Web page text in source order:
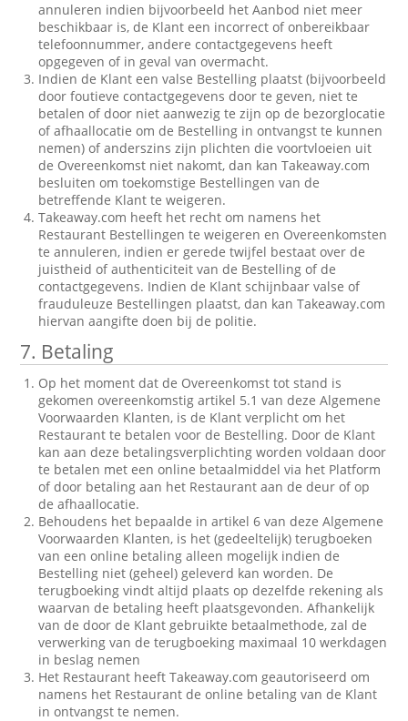
annuleren indien bijvoorbeeld het Aanbod niet meer
beschikbaar is, de Klant een incorrect of onbereikbaar
telefoonnummer, andere contactgegevens heeft
opgegeven of in geval van overmacht.
Indien de Klant een valse Bestelling plaatst (bijvoorbeeld
door foutieve contactgegevens door te geven, niet te
betalen of door niet aanwezig te zijn op de bezorglocatie
of afhaallocatie om de Bestelling in ontvangst te kunnen
nemen) of anderszins zijn plichten die voortvloeien uit
de Overeenkomst niet nakomt, dan kan Takeaway.com
besluiten om toekomstige Bestellingen van de
betreffende Klant te weigeren.
Takeaway.com heeft het recht om namens het
Restaurant Bestellingen te weigeren en Overeenkomsten
te annuleren, indien er gerede twijfel bestaat over de
juistheid of authenticiteit van de Bestelling of de
contactgegevens. Indien de Klant schijnbaar valse of
frauduleuze Bestellingen plaatst, dan kan Takeaway.com
hiervan aangifte doen bij de politie.
7. Betaling
Op het moment dat de Overeenkomst tot stand is
gekomen overeenkomstig artikel 5.1 van deze Algemene
Voorwaarden Klanten, is de Klant verplicht om het
Restaurant te betalen voor de Bestelling. Door de Klant
kan aan deze betalingsverplichting worden voldaan door
te betalen met een online betaalmiddel via het Platform
of door betaling aan het Restaurant aan de deur of op
de afhaallocatie.
Behoudens het bepaalde in artikel 6 van deze Algemene
Voorwaarden Klanten, is het (gedeeltelijk) terugboeken
van een online betaling alleen mogelijk indien de
Bestelling niet (geheel) geleverd kan worden. De
terugboeking vindt altijd plaats op dezelfde rekening als
waarvan de betaling heeft plaatsgevonden. Afhankelijk
van de door de Klant gebruikte betaalmethode, zal de
verwerking van de terugboeking maximaal 10 werkdagen
in beslag nemen
Het Restaurant heeft Takeaway.com geautoriseerd om
namens het Restaurant de online betaling van de Klant
in ontvangst te nemen.